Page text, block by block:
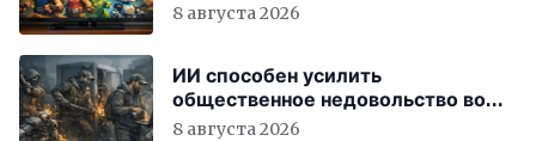
8 августа 2026
ИИ способен усилить
общественное недовольство во
всём мире
8 августа 2026